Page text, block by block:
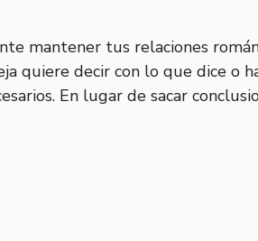
mantener tus relaciones
decir con lo que dice o
En lugar de sacar